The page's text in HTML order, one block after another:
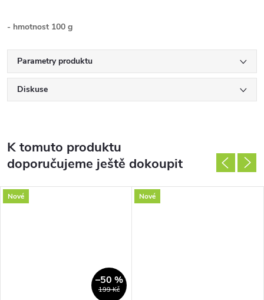
- hmotnost 100 g
Parametry produktu
Diskuse
K tomuto produktu
doporučujeme ještě dokoupit
Nové
199 Kč
–50 %
Nové